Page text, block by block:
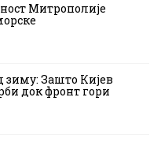
Митрополије
зиму: Зашто Кијев
док фронт гори